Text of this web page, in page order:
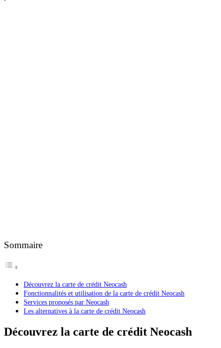
Sommaire
Découvrez la carte de crédit Neocash
Fonctionnalités et utilisation de la carte de crédit Neocash
Services proposés par Neocash
Les alternatives à la carte de crédit Neocash
Découvrez la carte de crédit Neocash